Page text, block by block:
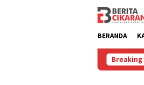
BERANDA
Breaking
Hilang 5 Bulan, Ustadz Ujang